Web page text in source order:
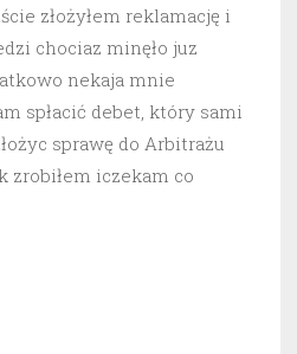
złożyłem reklamację i
chociaz minęło juz
nekaja mnie
spłacić debet, który sami
sprawę do Arbitrażu
zrobiłem iczekam co